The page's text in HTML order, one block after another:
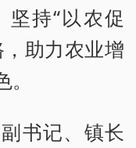
持“以农促
助力农业增
书记、镇长